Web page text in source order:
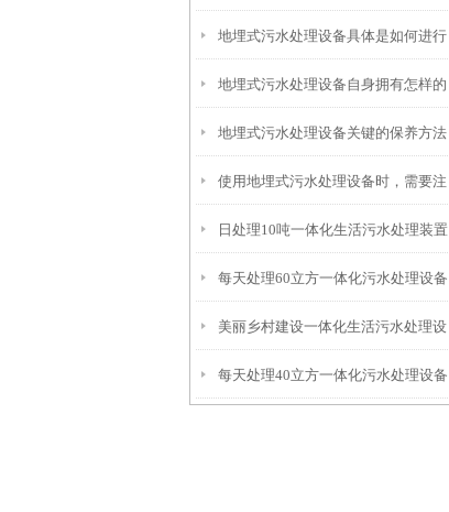
撑起？核心结构一文拆解
地埋式污水处理设备具体是如何进行
安装的呢？
地埋式污水处理设备自身拥有怎样的
特点呢？
地埋式污水处理设备关键的保养方法
使用地埋式污水处理设备时，需要注
意以下事项
日处理10吨一体化生活污水处理装置
每天处理60立方一体化污水处理设备
美丽乡村建设一体化生活污水处理设
备
每天处理40立方一体化污水处理设备